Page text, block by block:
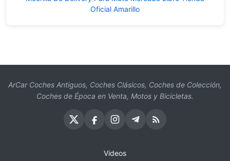
Oficial Amarillo
ArCar Coches Antiguos, Coches Clásicos, Coches de Colección,
Coches de Época en Venta, Motos y Bicicletas.
Videos